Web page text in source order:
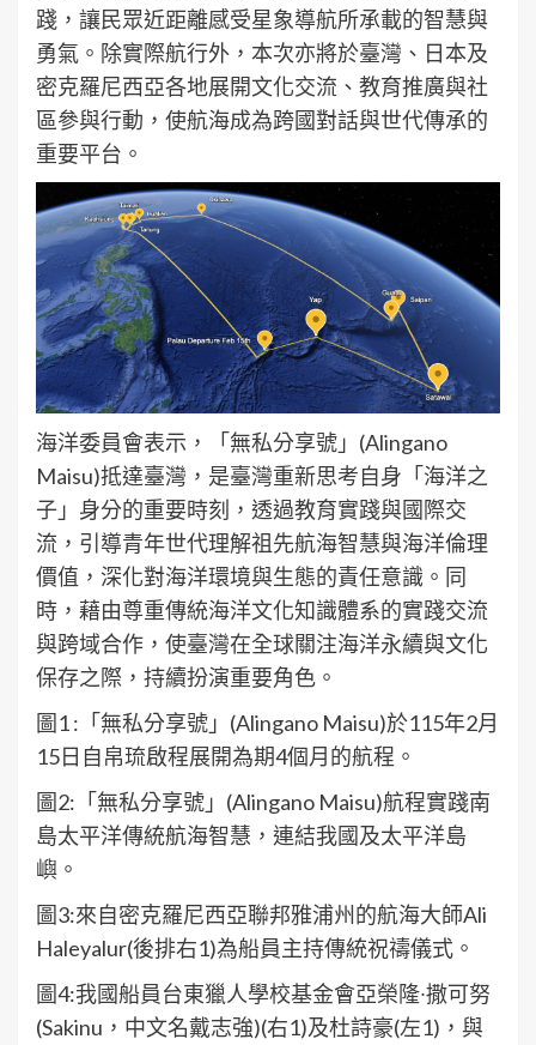
踐，讓民眾近距離感受星象導航所承載的智慧與
勇氣。除實際航行外，本次亦將於臺灣、日本及
密克羅尼西亞各地展開文化交流、教育推廣與社
區參與行動，使航海成為跨國對話與世代傳承的
重要平台。
海洋委員會表示，「無私分享號」(Alingano
Maisu)抵達臺灣，是臺灣重新思考自身「海洋之
子」身分的重要時刻，透過教育實踐與國際交
流，引導青年世代理解祖先航海智慧與海洋倫理
價值，深化對海洋環境與生態的責任意識。同
時，藉由尊重傳統海洋文化知識體系的實踐交流
與跨域合作，使臺灣在全球關注海洋永續與文化
保存之際，持續扮演重要角色。
圖1 :「無私分享號」(Alingano Maisu)於115年2月
15日自帛琉啟程展開為期4個月的航程。
圖2:「無私分享號」(Alingano Maisu)航程實踐南
島太平洋傳統航海智慧，連結我國及太平洋島
嶼。
圖3:來自密克羅尼西亞聯邦雅浦州的航海大師Ali
Haleyalur(後排右1)為船員主持傳統祝禱儀式。
圖4:我國船員台東獵人學校基金會亞榮隆∙撒可努
(Sakinu，中文名戴志強)(右1)及杜詩豪(左1)，與